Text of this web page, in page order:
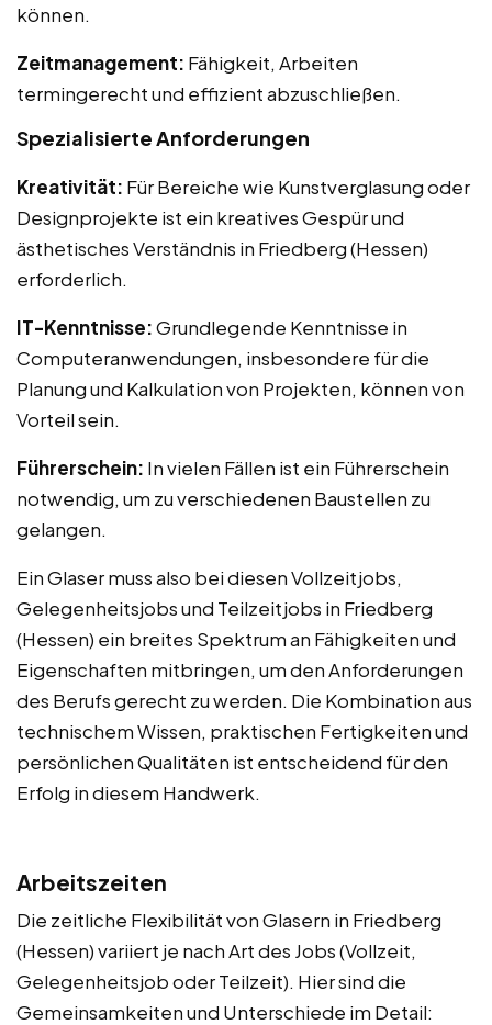
können.
Zeitmanagement: Fähigkeit, Arbeiten
termingerecht und effizient abzuschließen.
Spezialisierte Anforderungen
Kreativität: Für Bereiche wie Kunstverglasung oder
Designprojekte ist ein kreatives Gespür und
ästhetisches Verständnis in Friedberg (Hessen)
erforderlich.
IT-Kenntnisse:Grundlegende Kenntnisse in
Computeranwendungen, insbesondere für die
Planung und Kalkulation von Projekten, können von
Vorteil sein.
Führerschein: In vielen Fällen ist ein Führerschein
notwendig, um zu verschiedenen Baustellen zu
gelangen.
Ein Glaser muss also bei diesen Vollzeitjobs,
Gelegenheitsjobs und Teilzeitjobs in Friedberg
(Hessen) ein breites Spektrum an Fähigkeiten und
Eigenschaften mitbringen, um den Anforderungen
des Berufs gerecht zu werden. Die Kombination aus
technischem Wissen, praktischen Fertigkeiten und
persönlichen Qualitäten ist entscheidend für den
Erfolg in diesem Handwerk.
Arbeitszeiten
Die zeitliche Flexibilität von Glasern in Friedberg
(Hessen) variiert je nach Art des Jobs (Vollzeit,
Gelegenheitsjob oder Teilzeit). Hier sind die
Gemeinsamkeiten und Unterschiede im Detail: